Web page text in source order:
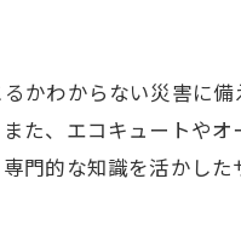
かわからない災害に
た、エコキュートや
門的な知識を活かし